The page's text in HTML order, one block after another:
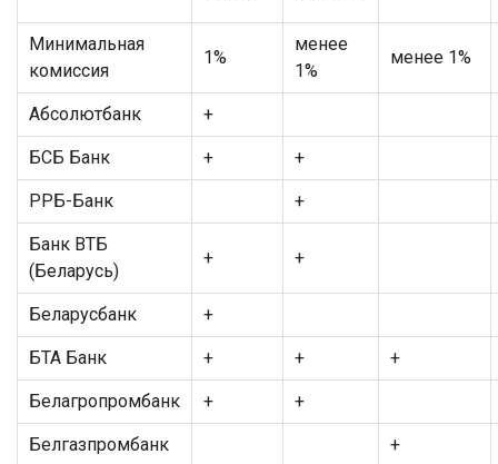
Минимальная
комиссия
1%
менее
1%
менее 1%
Абсолютбанк +
БСБ Банк + +
РРБ-Банк +
Банк ВТБ
(Беларусь)
+ +
Беларусбанк +
БТА Банк + + +
Белагропромбанк + +
Белгазпромбанк +